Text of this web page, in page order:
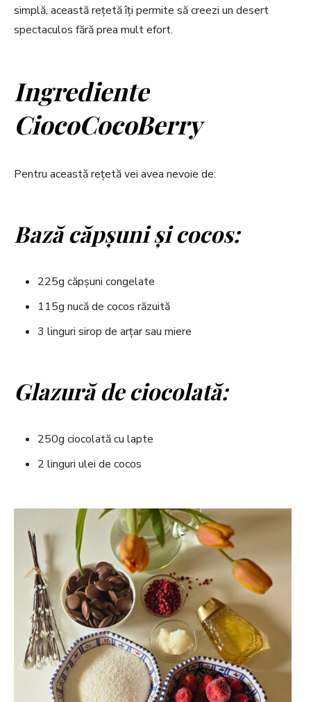
simplă, această rețetă îți permite să creezi un desert
spectaculos fără prea mult efort.
Ingrediente
CiocoCocoBerry
Pentru această rețetă vei avea nevoie de:
Bază căpșuni și cocos:
225g căpșuni congelate
115g nucă de cocos răzuită
3 linguri sirop de arțar sau miere
Glazură de ciocolată:
250g ciocolată cu lapte
2 linguri ulei de cocos